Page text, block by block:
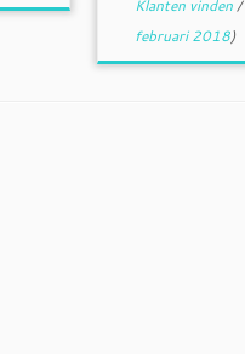
Klanten vinden/
februari 2018)